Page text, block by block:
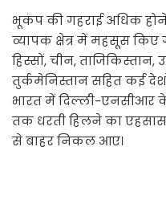
भूकंप की गहराई अधिक
व्यापक क्षेत्र में महसूस किए
हिस्सों, चीन, ताजिकिस्तान,
तुर्कमेनिस्तान सहित कई
भारत में दिल्ली-
तक धरती हिलने का
से बाहर निकल आए।